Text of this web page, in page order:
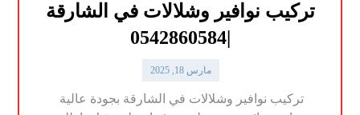
تركيب نوافير وشلالات في الشارقة
|0542860584
مارس 18, 2025
تركيب نوافير وشلالات في الشارقة بجودة عالية